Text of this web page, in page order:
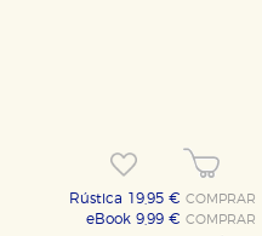
Rústica 19,95 €COMPRAR
eBook 9,99 €COMPRAR